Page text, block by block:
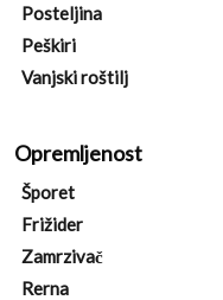
Posteljina
Peškiri
Vanjski roštilj
Opremljenost
Šporet
Frižider
Zamrzivač
Rerna